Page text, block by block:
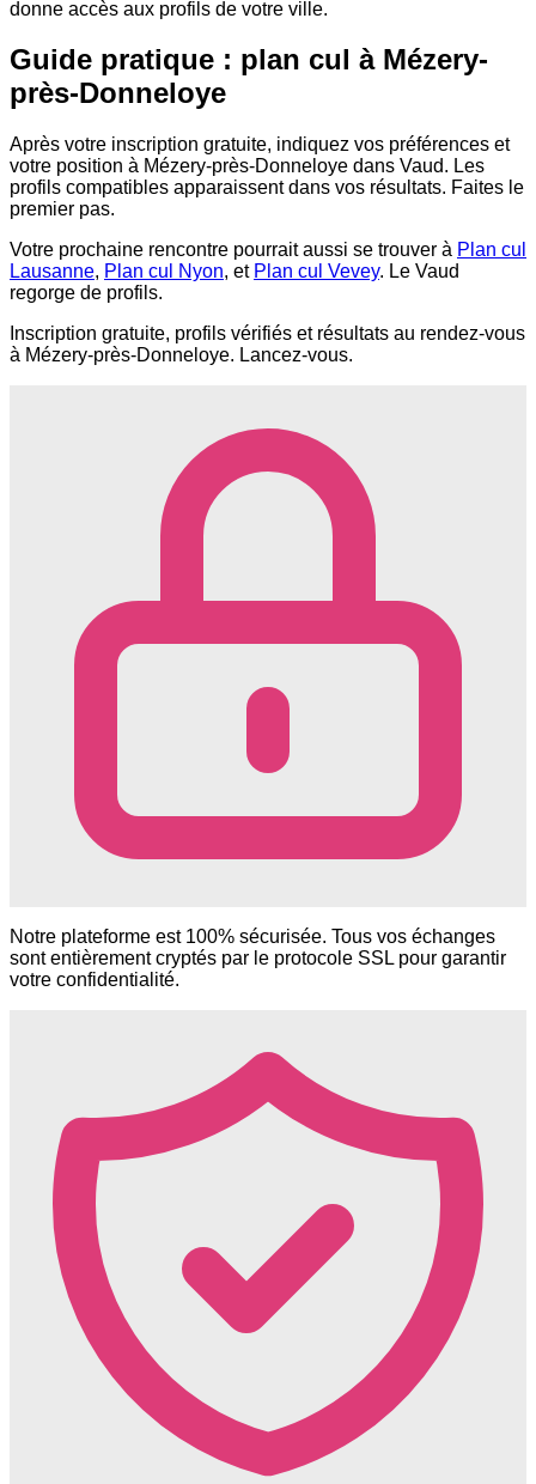
donne accès aux profils de votre ville.
Guide pratique : plan cul à Mézery-
près-Donneloye
Après votre inscription gratuite, indiquez vos préférences et
votre position à Mézery-près-Donneloye dans Vaud. Les
profils compatibles apparaissent dans vos résultats. Faites le
premier pas.
Votre prochaine rencontre pourrait aussi se trouver à Plan cul
Lausanne, Plan cul Nyon, et Plan cul Vevey. Le Vaud
regorge de profils.
Inscription gratuite, profils vérifiés et résultats au rendez-vous
à Mézery-près-Donneloye. Lancez-vous.
Notre plateforme est 100% sécurisée. Tous vos échanges
sont entièrement cryptés par le protocole SSL pour garantir
votre confidentialité.